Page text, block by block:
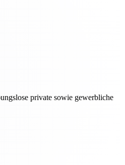
private sowie gewerbliche